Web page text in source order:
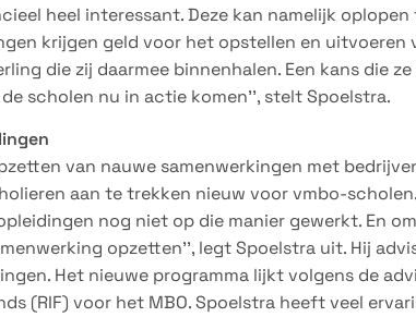
heel interessant. Deze kan namelijk
krijgen geld voor het opstellen en uitvoeren
die zij daarmee binnenhalen. Een kans die
scholen nu in actie komen’’, stelt Spoelstra.
van nauwe samenwerkingen met
aan te trekken nieuw voor vmbo-
nog niet op die manier gewerkt. En
opzetten’’, legt Spoelstra uit. Hij
Het nieuwe programma lijkt volgens de
(RIF) voor het MBO. Spoelstra heeft veel